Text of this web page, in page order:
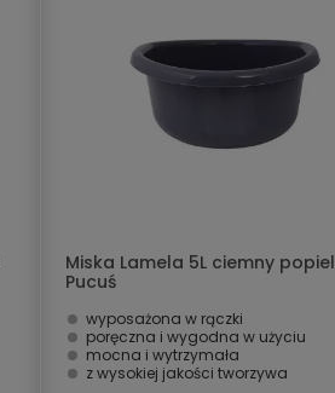
Miska Lamela 5L ciemny popiel
Pucuś
wyposażona w rączki
poręczna i wygodna w użyciu
mocna i wytrzymała
z wysokiej jakości tworzywa